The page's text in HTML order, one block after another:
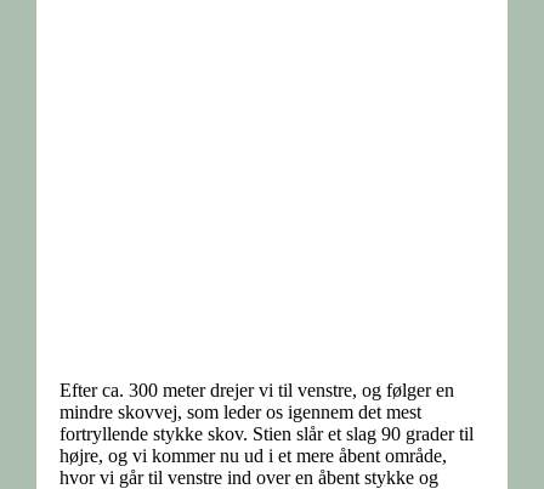
Efter ca. 300 meter drejer vi til venstre, og følger en
mindre skovvej, som leder os igennem det mest
fortryllende stykke skov. Stien slår et slag 90 grader til
højre, og vi kommer nu ud i et mere åbent område,
hvor vi går til venstre ind over en åbent stykke og